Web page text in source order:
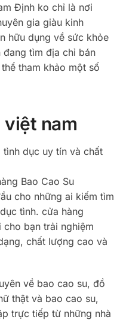
Định ko chỉ là nơi
gia giàu kinh
hữu dụng về sức khỏe
tìm địa chỉ bán
tham khảo một số
việt nam
dục uy tín và chất
Bao Cao Su
cho những ai kiếm tìm
tình. cửa hàng
cho bạn trải nghiệm
chất lượng cao và
về bao cao su, đồ
thật và bao cao su,
trực tiếp từ những nhà